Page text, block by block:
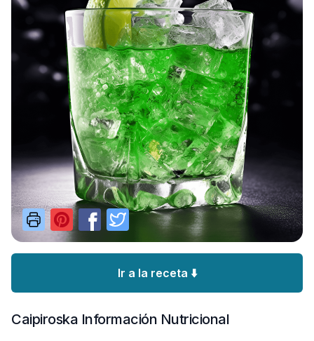
Ir a la receta ⬇️
Caipiroska Información Nutricional